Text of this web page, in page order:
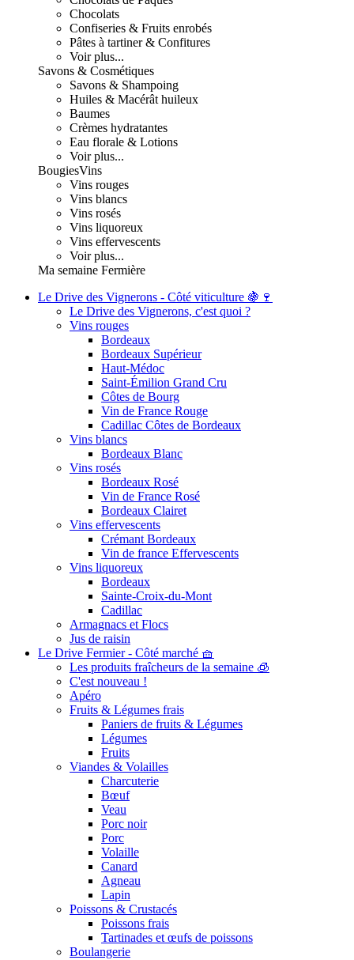
Chocolats
Confiseries & Fruits enrobés
Pâtes à tartiner & Confitures
Voir plus...
Savons & Cosmétiques
Savons & Shampoing
Huiles & Macérât huileux
Baumes
Crèmes hydratantes
Eau florale & Lotions
Voir plus...
BougiesVins
Vins rouges
Vins blancs
Vins rosés
Vins liquoreux
Vins effervescents
Voir plus...
Ma semaine Fermière
Le Drive des Vignerons - Côté viticulture 🍇🍷
Le Drive des Vignerons, c'est quoi ?
Vins rouges
Bordeaux
Bordeaux Supérieur
Haut-Médoc
Saint-Émilion Grand Cru
Côtes de Bourg
Vin de France Rouge
Cadillac Côtes de Bordeaux
Vins blancs
Bordeaux Blanc
Vins rosés
Bordeaux Rosé
Vin de France Rosé
Bordeaux Clairet
Vins effervescents
Crémant Bordeaux
Vin de france Effervescents
Vins liquoreux
Bordeaux
Sainte-Croix-du-Mont
Cadillac
Armagnacs et Flocs
Jus de raisin
Le Drive Fermier - Côté marché 🧺
Les produits fraîcheurs de la semaine 🧊
C'est nouveau !
Apéro
Fruits & Légumes frais
Paniers de fruits & Légumes
Légumes
Fruits
Viandes & Volailles
Charcuterie
Bœuf
Veau
Porc noir
Porc
Volaille
Canard
Agneau
Lapin
Poissons & Crustacés
Poissons frais
Tartinades et œufs de poissons
Boulangerie